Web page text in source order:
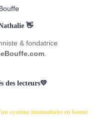
👋
& fondatrice
des lecteurs💛
système immunitaire en bonne